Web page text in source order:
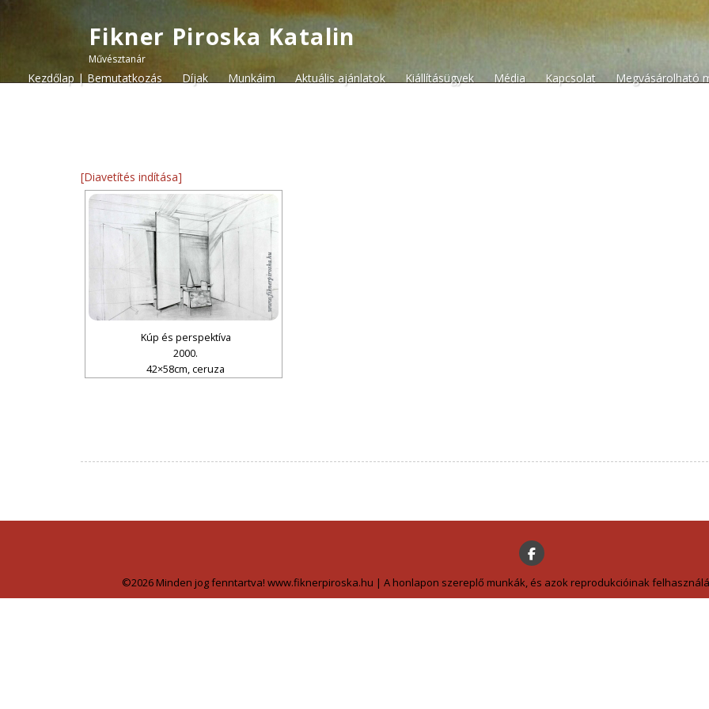
Fikner Piroska Katalin
Művésztanár
Kezdőlap | Bemutatkozás Díjak Munkáim Aktuális ajánlatok Kiállításügyek Média Kapcsolat Megvásárolható
[Diavetítés indítása]
Kúp és perspektíva
2000.
42×58cm, ceruza
©2026 Minden jog fenntartva! www.fiknerpiroska.hu | A honlapon szereplő munkák, és azok reprodukcióinak